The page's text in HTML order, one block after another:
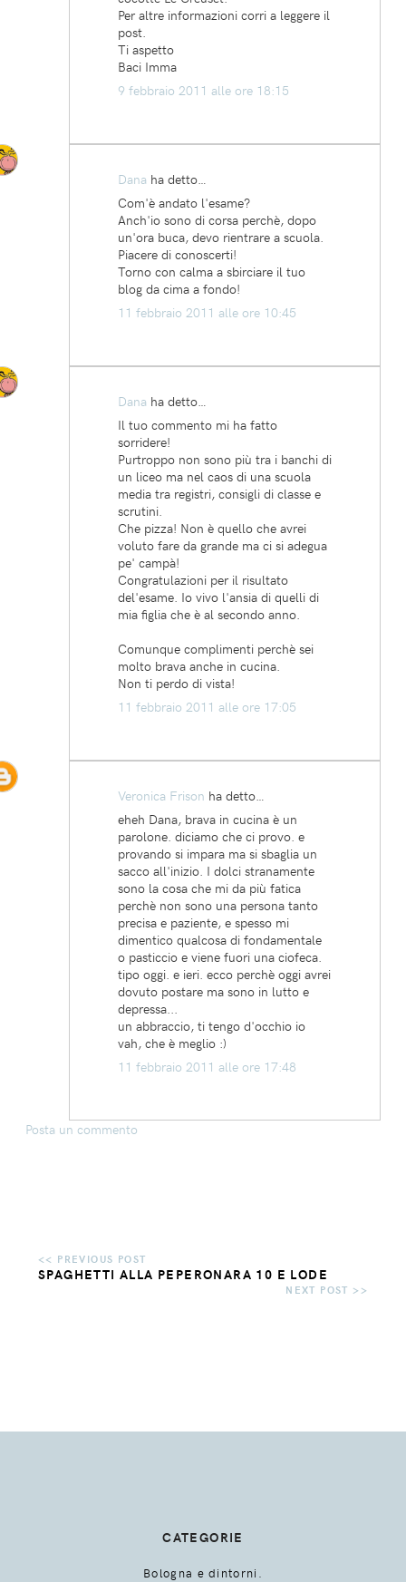
Per altre informazioni corri a leggere il
post.
Ti aspetto
Baci Imma
9 febbraio 2011 alle ore 18:15
Dana ha detto…
Com'è andato l'esame?
Anch'io sono di corsa perchè, dopo
un'ora buca, devo rientrare a scuola.
Piacere di conoscerti!
Torno con calma a sbirciare il tuo
blog da cima a fondo!
11 febbraio 2011 alle ore 10:45
Dana ha detto…
Il tuo commento mi ha fatto
sorridere!
Purtroppo non sono più tra i banchi di
un liceo ma nel caos di una scuola
media tra registri, consigli di classe e
scrutini.
Che pizza! Non è quello che avrei
voluto fare da grande ma ci si adegua
pe' campà!
Congratulazioni per il risultato
del'esame. Io vivo l'ansia di quelli di
mia figlia che è al secondo anno.
Comunque complimenti perchè sei
molto brava anche in cucina.
Non ti perdo di vista!
11 febbraio 2011 alle ore 17:05
Veronica Frison ha detto…
eheh Dana, brava in cucina è un
parolone. diciamo che ci provo. e
provando si impara ma si sbaglia un
sacco all'inizio. I dolci stranamente
sono la cosa che mi da più fatica
perchè non sono una persona tanto
precisa e paziente, e spesso mi
dimentico qualcosa di fondamentale
o pasticcio e viene fuori una ciofeca.
tipo oggi. e ieri. ecco perchè oggi avrei
dovuto postare ma sono in lutto e
depressa...
un abbraccio, ti tengo d'occhio io
vah, che è meglio :)
11 febbraio 2011 alle ore 17:48
Posta un commento
SPAGHETTI ALLA PEPERONARA 10 E LODE
CATEGORIE
Bologna e dintorni.